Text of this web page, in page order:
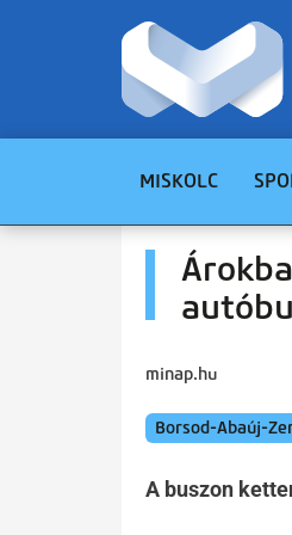
MISKOLC
minap.hu
Borsod-Abaúj-
A buszon